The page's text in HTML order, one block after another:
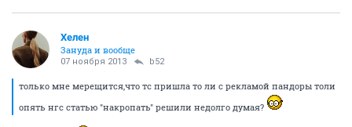
Хелен
Зануда и вообще
07 ноября 2013 b52
только мне мерещится,что тс пришла то ли с рекламой пандоры толи
опять нгс статью "накропать" решили недолго думая?